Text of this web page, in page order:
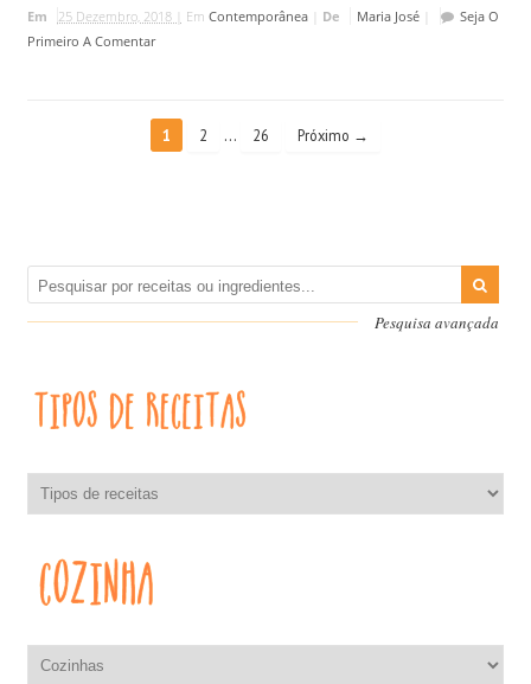
Em 25 Dezembro, 2018 | Em Contemporânea| De Maria José|
Seja O
Primeiro A Comentar
1 2 … 26 Próximo →
Pesquisa avançada